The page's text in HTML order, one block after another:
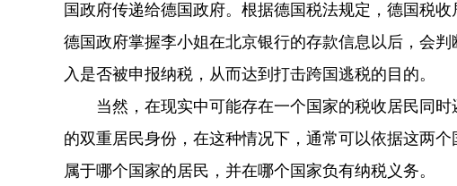
国政府传递给德国政府。根据德国税法规定，德国税
德国政府掌握李小姐在北京银行的存款信息以后，会
入是否被申报纳税，从而达到打击跨国逃税的目的。
当然，在现实中可能存在一个国家的税收居民同时
的双重居民身份，在这种情况下，通常可以依据这两
属于哪个国家的居民，并在哪个国家负有纳税义务。